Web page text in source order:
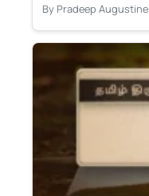
By Pradeep Augustine